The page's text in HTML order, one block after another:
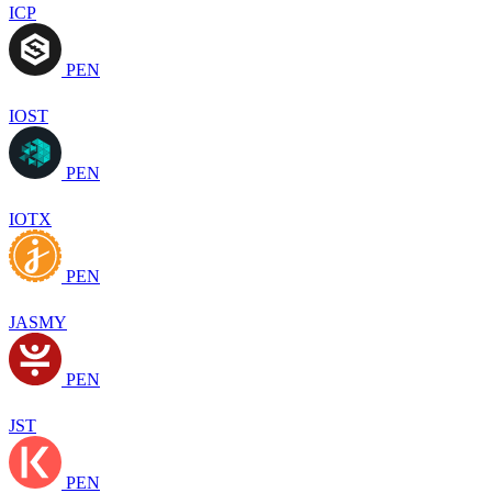
ICP
PEN
IOST
PEN
IOTX
PEN
JASMY
PEN
JST
PEN